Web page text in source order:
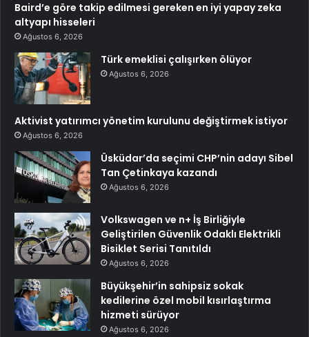
Baird’e göre takip edilmesi gereken en iyi yapay zeka
altyapı hisseleri
Ağustos 6, 2026
Türk emeklisi çalışırken ölüyor
Ağustos 6, 2026
Aktivist yatırımcı yönetim kurulunu değiştirmek istiyor
Ağustos 6, 2026
Üsküdar’da seçimi CHP’nin adayı Sibel
Tan Çetinkaya kazandı
Ağustos 6, 2026
Volkswagen ve n+ İş Birliğiyle
Geliştirilen Güvenlik Odaklı Elektrikli
Bisiklet Serisi Tanıtıldı
Ağustos 6, 2026
Büyükşehir’in sahipsiz sokak
kedilerine özel mobil kısırlaştırma
hizmeti sürüyor
Ağustos 6, 2026